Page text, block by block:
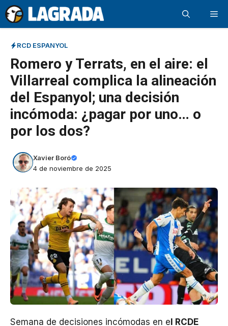
Saltar
al
contenido
RCD ESPANYOL
Romero y Terrats, en el aire: el
Villarreal complica la alineación
del Espanyol; una decisión
incómoda: ¿pagar por uno… o
por los dos?
Xavier Boró
4 de noviembre de 2025
Semana de decisiones incómodas en el RCDE